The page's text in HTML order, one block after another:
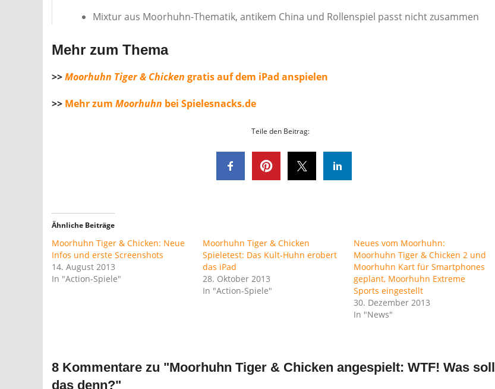
Mixtur aus Moorhuhn-Thematik, antikem China und Rollenspiel passt nicht zusammen
Mehr zum Thema
>>Moorhuhn Tiger & Chicken gratis auf dem iPad anspielen
>> Mehr zum Moorhuhn bei Spielesnacks.de
Teile den Beitrag:
Ähnliche Beiträge
Moorhuhn Tiger & Chicken: Neue
Infos und erste Screenshots
14. August 2013
In "Action-Spiele"
Moorhuhn Tiger & Chicken
Spieletest: Das Kult-Huhn erobert
das iPad
28. Oktober 2013
In "Action-Spiele"
Neues vom Moorhuhn:
Moorhuhn Tiger & Chicken 2 und
Moorhuhn Kart für Smartphones
geplant, Moorhuhn Extreme
Sports eingestellt
30. Dezember 2013
In "News"
8 Kommentare zu "Moorhuhn Tiger & Chicken angespielt: WTF! Was soll
das denn?"